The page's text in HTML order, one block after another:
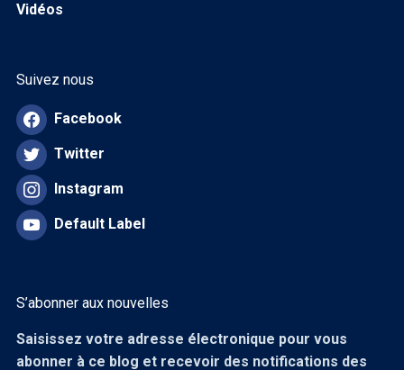
Vidéos
Suivez nous
Facebook
Twitter
Instagram
Default Label
S’abonner aux nouvelles
Saisissez votre adresse électronique pour vous
abonner à ce blog et recevoir des notifications des